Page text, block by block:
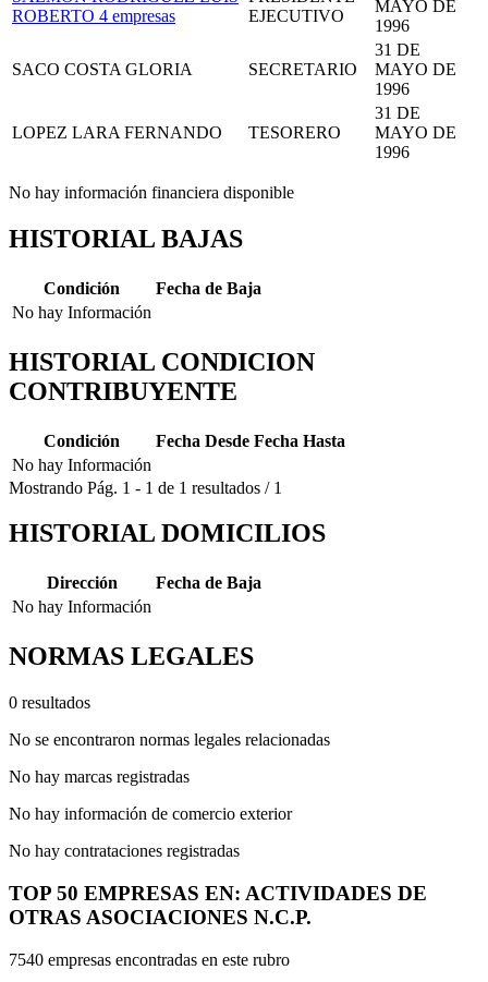
ROBERTO 4 empresas
EJECUTIVO
MAYO DE
1996
SACO COSTA GLORIA SECRETARIO
31 DE
MAYO DE
1996
LOPEZ LARA FERNANDO TESORERO
31 DE
MAYO DE
1996
No hay información financiera disponible
HISTORIAL BAJAS
Condición
Fecha de Baja
No hay Información
HISTORIAL CONDICION
CONTRIBUYENTE
Condición Fecha Desde Fecha Hasta
No hay Información
Mostrando Pág. 1 - 1 de 1 resultados / 1
HISTORIAL DOMICILIOS
Dirección
Fecha de Baja
No hay Información
NORMAS LEGALES
0 resultados
No se encontraron normas legales relacionadas
No hay marcas registradas
No hay información de comercio exterior
No hay contrataciones registradas
TOP 50 EMPRESAS EN: ACTIVIDADES DE
OTRAS ASOCIACIONES N.C.P.
7540 empresas encontradas en este rubro